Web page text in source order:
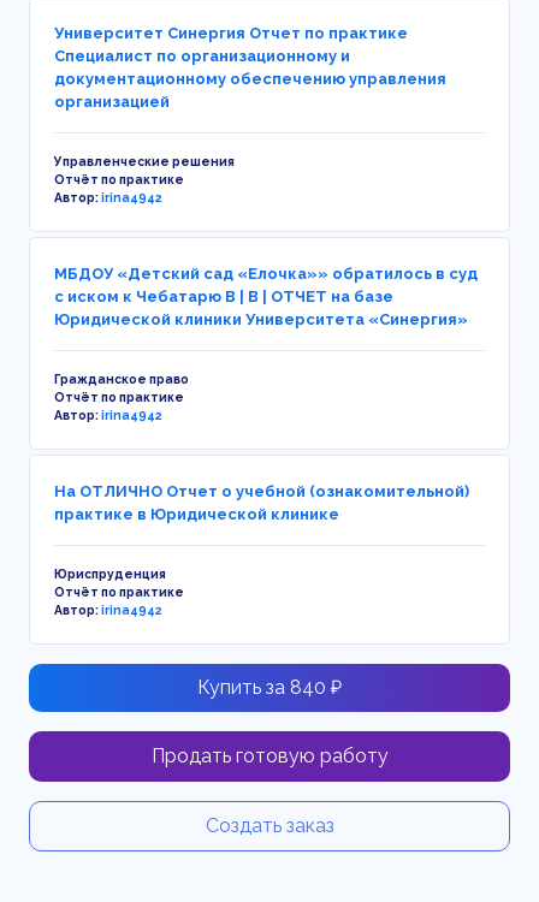
Университет Синергия Отчет по практике
Специалист по организационному и
документационному обеспечению управления
организацией
Управленческие решения
Отчёт по практике
Автор:irina4942
МБДОУ «Детский сад «Елочка»» обратилось в суд
с иском к Чебатарю В | В | ОТЧЕТ на базе
Юридической клиники Университета «Синергия»
Гражданское право
Отчёт по практике
Автор:irina4942
На ОТЛИЧНО Отчет о учебной (ознакомительной)
практике в Юридической клинике
Юриспруденция
Отчёт по практике
Автор:irina4942
Купить за 840 ₽
Продать готовую работу
Создать заказ